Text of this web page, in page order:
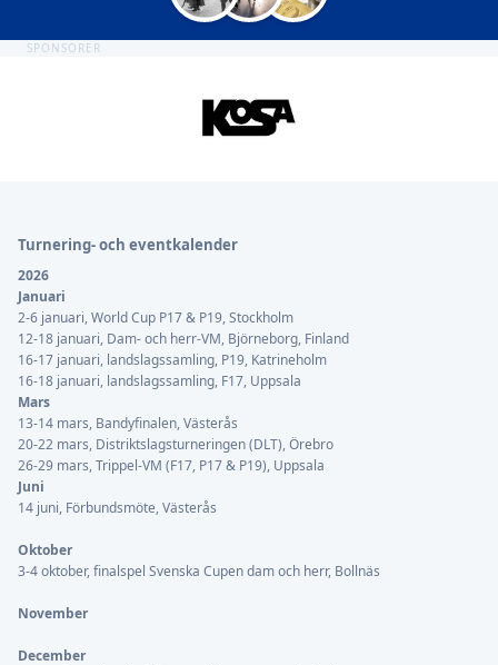
SPONSORER
Turnering- och eventkalender
2026
Januari
2-6 januari, World Cup P17 & P19, Stockholm
12-18 januari, Dam- och herr-VM, Björneborg, Finland
16-17 januari, landslagssamling, P19, Katrineholm
16-18 januari, landslagssamling, F17, Uppsala
Mars
13-14 mars, Bandyfinalen, Västerås
20-22 mars, Distriktslagsturneringen (DLT), Örebro
26-29 mars, Trippel-VM (F17, P17 & P19), Uppsala
Juni
14 juni, Förbundsmöte, Västerås
Oktober
3-4 oktober, finalspel Svenska Cupen dam och herr, Bollnäs
November
December